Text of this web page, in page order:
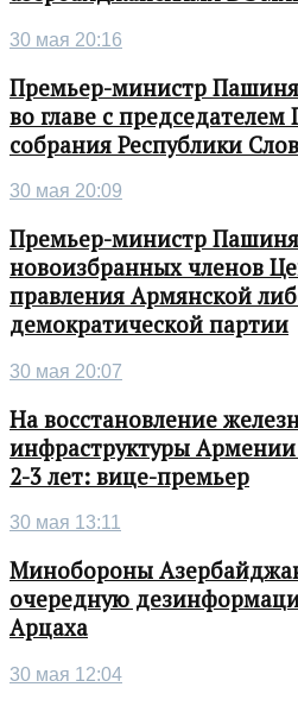
30 мая 20:16
Премьер-министр
во главе с председателем
собрания Республики
30 мая 20:09
Премьер-министр
новоизбранных членов
правления Армянской
демократической партии
30 мая 20:07
На восстановление
инфраструктуры Армении
2-3 лет: вице-премьер
30 мая 13:11
Минобороны
очередную
Арцаха
30 мая 12:04